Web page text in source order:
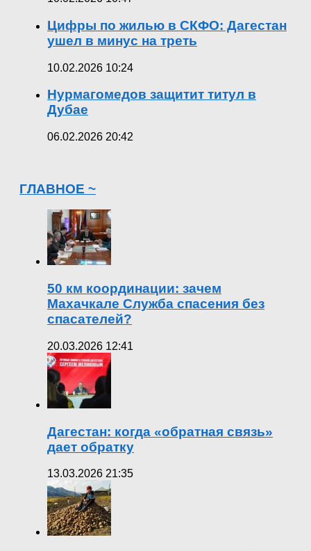
Цифры по жилью в СКФО: Дагестан
ушел в минус на треть
10.02.2026 10:24
Нурмагомедов защитит титул в
Дубае
06.02.2026 20:42
ГЛАВНОЕ ~
50 км координации: зачем
Махачкале Служба спасения без
спасателей?
20.03.2026 12:41
Дагестан: когда «обратная связь»
дает обратку
13.03.2026 21:35